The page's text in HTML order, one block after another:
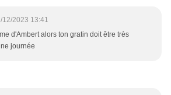
12/2023 13:41
d'Ambert alors ton gratin doit être très
journée